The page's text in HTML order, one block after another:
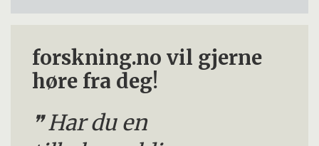
forskning.no vil gjerne
høre fra deg!
Har du en